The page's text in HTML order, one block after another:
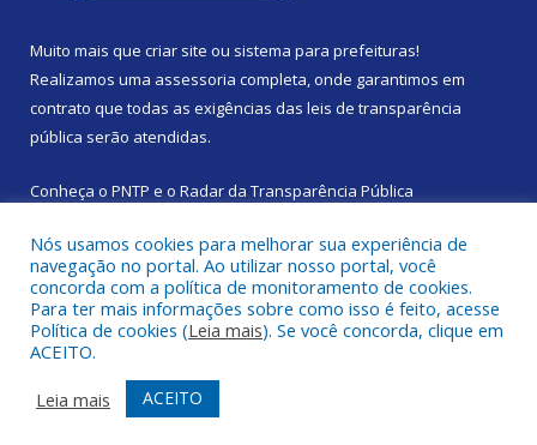
Muito mais que criar site ou sistema para prefeituras!
Realizamos uma assessoria completa, onde garantimos em
contrato que todas as exigências das leis de transparência
pública serão atendidas.
Conheça o PNTP e o Radar da Transparência Pública
Todos os direitos reservados a Prefeitura Municipal de Santa
Izabel do Pará.
Mapa do Site
Acessar Área Administrativa
Acessar Webmail
Nós usamos cookies para melhorar sua experiência de
navegação no portal. Ao utilizar nosso portal, você
concorda com a política de monitoramento de cookies.
Para ter mais informações sobre como isso é feito, acesse
Política de cookies (Leia mais). Se você concorda, clique em
ACEITO.
Leia mais
ACEITO